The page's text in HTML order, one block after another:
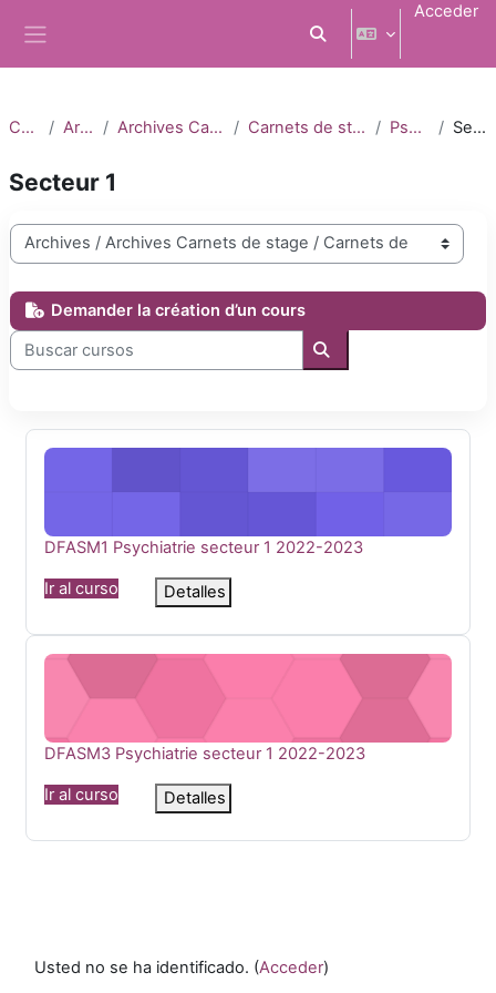
Selector de búsqueda
Acceder
Cursos Archives Archives Carnets de stage Carnets de stage 2022-2023 Psychiatrie Secteur 1
Secteur 1
Categorías
Demander la création d’un cours
Buscar cursos
Buscar cursos
DFASM1 Psychiatrie secteur 1 2022-2023
Nombre del curso
DFASM1 Psychiatrie secteur 1 2022-2023
Ir al curso Detalles
DFASM3 Psychiatrie secteur 1 2022-2023
Nombre del curso
DFASM3 Psychiatrie secteur 1 2022-2023
Ir al curso Detalles
Usted no se ha identificado. (Acceder)